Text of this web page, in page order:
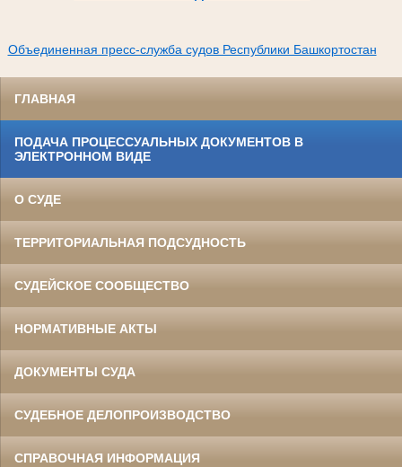
Объединенная пресс-служба судов Республики Башкортостан
ГЛАВНАЯ
ПОДАЧА ПРОЦЕССУАЛЬНЫХ ДОКУМЕНТОВ В
ЭЛЕКТРОННОМ ВИДЕ
О СУДЕ
ТЕРРИТОРИАЛЬНАЯ ПОДСУДНОСТЬ
СУДЕЙСКОЕ СООБЩЕСТВО
НОРМАТИВНЫЕ АКТЫ
ДОКУМЕНТЫ СУДА
СУДЕБНОЕ ДЕЛОПРОИЗВОДСТВО
СПРАВОЧНАЯ ИНФОРМАЦИЯ